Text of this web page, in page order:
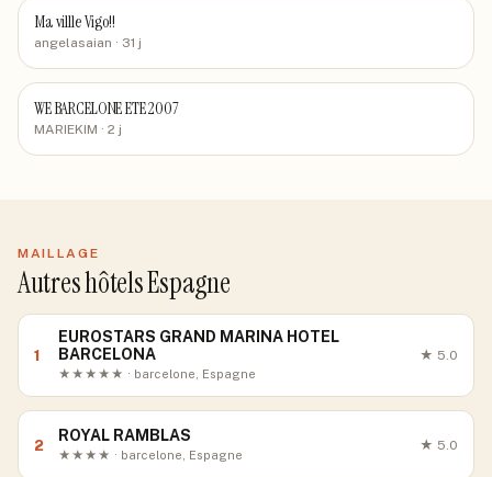
Ma villle Vigo!!
angelasaian · 31 j
WE BARCELONE ETE 2007
MARIEKIM · 2 j
MAILLAGE
Autres hôtels Espagne
1
EUROSTARS GRAND MARINA HOTEL
BARCELONA
★★★★★ · barcelone, Espagne
★ 5.0
2
ROYAL RAMBLAS
★★★★ · barcelone, Espagne
★ 5.0